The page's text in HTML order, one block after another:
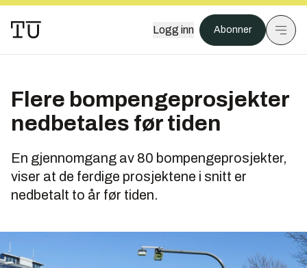
Logg inn Abonner
Flere bompengeprosjekter
nedbetales før tiden
En gjennomgang av 80 bompengeprosjekter,
viser at de ferdige prosjektene i snitt er
nedbetalt to år før tiden.